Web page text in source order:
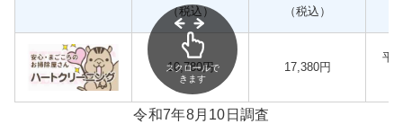
（税込）
（税込）
10,780円 17,380円
平
スクロールで
きます
令和7年8月10日調査